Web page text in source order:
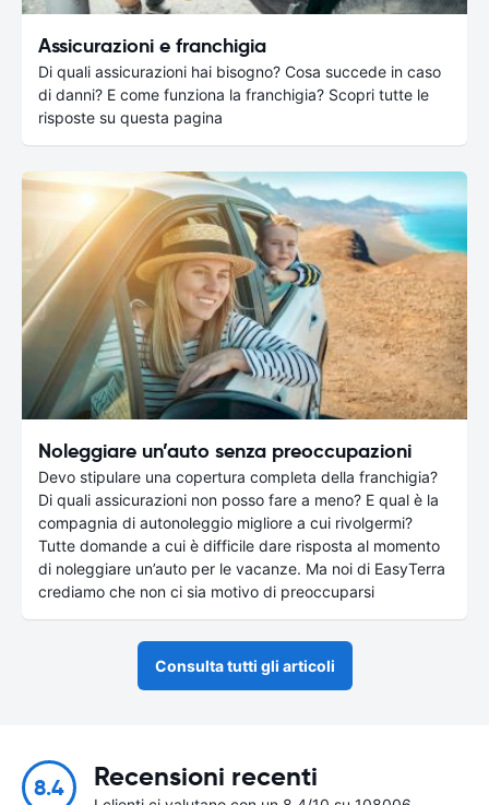
Assicurazioni e franchigia
Di quali assicurazioni hai bisogno? Cosa succede in caso
di danni? E come funziona la franchigia? Scopri tutte le
risposte su questa pagina
Noleggiare un’auto senza preoccupazioni
Devo stipulare una copertura completa della franchigia?
Di quali assicurazioni non posso fare a meno? E qual è la
compagnia di autonoleggio migliore a cui rivolgermi?
Tutte domande a cui è difficile dare risposta al momento
di noleggiare un’auto per le vacanze. Ma noi di EasyTerra
crediamo che non ci sia motivo di preoccuparsi
Consulta tutti gli articoli
8.4 Recensioni recenti